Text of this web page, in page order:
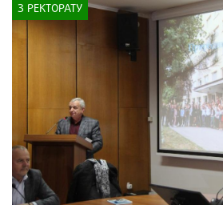
З РЕКТОРАТУ